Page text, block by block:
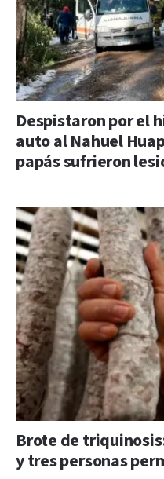
Despistaron por el
auto al Nahuel
papás sufrieron
Brote de
y tres personas